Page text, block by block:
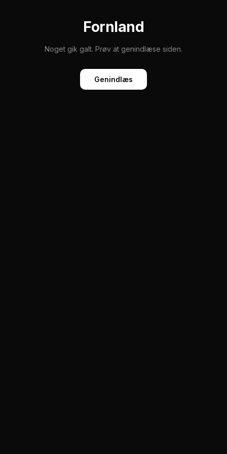
Fornland
Noget gik galt. Prøv at genindlæse siden.
Genindlæs